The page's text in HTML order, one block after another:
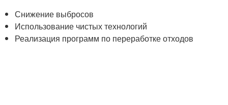
Снижение выбросов
Использование чистых технологий
Реализация программ по переработке отходов